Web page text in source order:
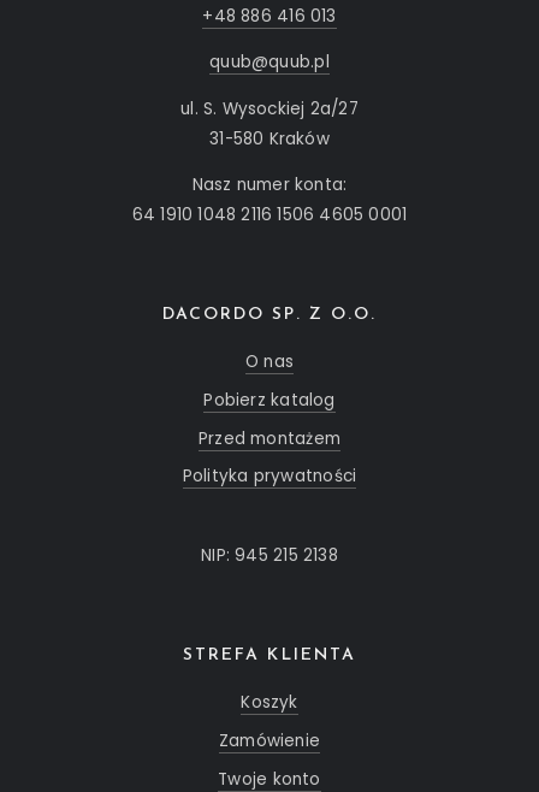
+48 886 416 013
quub@quub.pl
ul. S. Wysockiej 2a/27
31-580 Kraków
Nasz numer konta:
64 1910 1048 2116 1506 4605 0001
DACORDO SP. Z O.O.
O nas
Pobierz katalog
Przed montażem
Polityka prywatności
NIP: 945 215 2138
STREFA KLIENTA
Koszyk
Zamówienie
Twoje konto